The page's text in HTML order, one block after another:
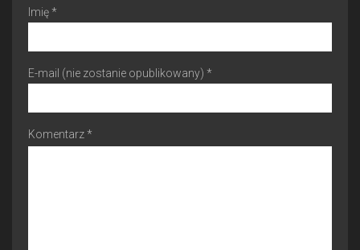
Imię *
E-mail (nie zostanie opublikowany) *
Komentarz *